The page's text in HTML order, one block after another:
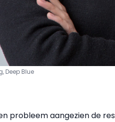
Deep Blue
probleem aangezien de